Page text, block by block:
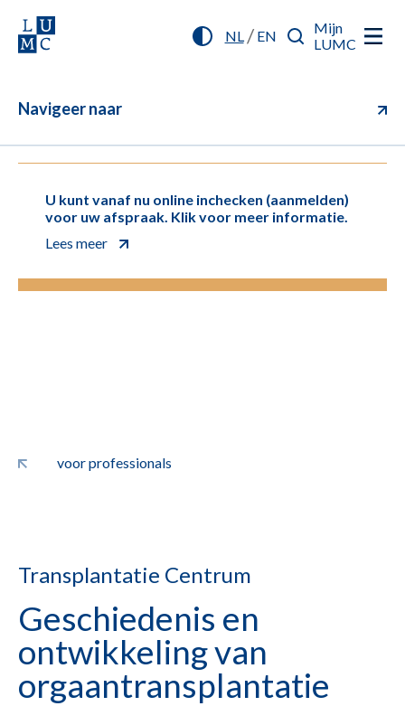
NL/ EN
Mijn
LUMC
Navigeer naar
U kunt vanaf nu online inchecken (aanmelden)
voor uw afspraak. Klik voor meer informatie.
Lees meer
voor professionals
Transplantatie Centrum
Geschiedenis en
ontwikkeling van
orgaantransplantatie